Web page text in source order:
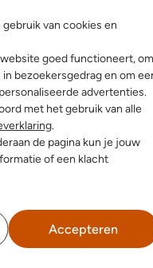
van cookies en
goed functioneert, om
bezoekersgedrag en om
advertenties.
met het gebruik van alle
.
de pagina kun je jouw
of een klacht
Accepteren